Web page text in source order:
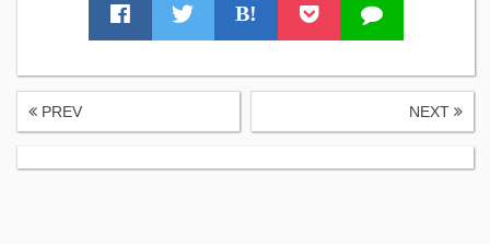
B!
PREV NEXT